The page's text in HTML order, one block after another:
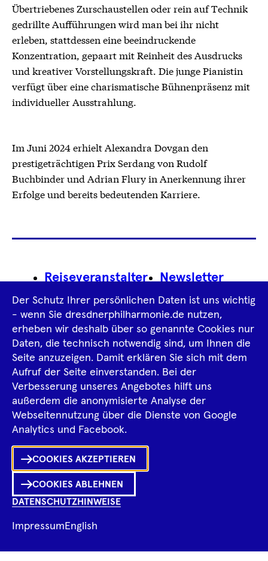
Übertriebenes Zurschaustellen oder rein auf Technik
gedrillte Aufführungen wird man bei ihr nicht
erleben, stattdessen eine beeindruckende
Konzentration, gepaart mit Reinheit des Ausdrucks
und kreativer Vorstellungskraft. Die junge Pianistin
verfügt über eine charismatische Bühnenpräsenz mit
individueller Ausstrahlung.
Im Juni 2024 erhielt Alexandra Dovgan den
prestigeträchtigen Prix Serdang von Rudolf
Buchbinder und Adrian Flury in Anerkennung ihrer
Erfolge und bereits bedeutenden Karriere.
Footer
Reiseveranstalter Newsletter
Impressum
Datenschutz­information AGB
Intern
TiktokFacebook
Instagram
SpotifyYouTube
Der Schutz Ihrer persönlichen Daten ist uns wichtig
- wenn Sie dresdnerphilharmonie.de nutzen,
erheben wir deshalb über so genannte Cookies nur
Daten, die technisch notwendig sind, um Ihnen die
Seite anzuzeigen. Damit erklären Sie sich mit dem
Aufruf der Seite einverstanden. Bei der
Verbesserung unseres Angebotes hilft uns
außerdem die anonymisierte Analyse der
Webseitennutzung über die Dienste von Google
Analytics und Facebook.
COOKIES AKZEPTIEREN
COOKIES ABLEHNEN
DATENSCHUTZHINWEISE
Impressum English